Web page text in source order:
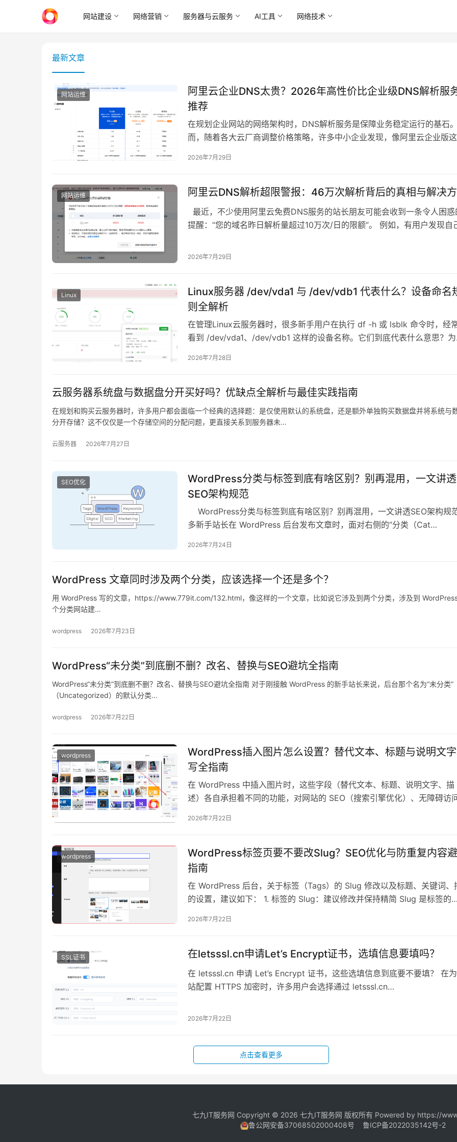
网站建设 网络营销 服务器与云服务 AI工具 网络技术
最新文章
网站运维
阿里云企业DNS太贵？2026年高性价比企业级DNS解析服
推荐
在规划企业网站的网络架构时，DNS解析服务是保障业务稳定运行的基石
而，随着各大云厂商调整价格策略，许多中小企业发现，像阿里云企业版这
2026年7月29日
网站运维 阿里云DNS解析超限警报：46万次解析背后的真相与解决
最近，不少使用阿里云免费DNS服务的站长朋友可能会收到一条令人困惑
提醒：“您的域名昨日解析量超过10万次/日的限额”。 例如，有用户发现自
2026年7月29日
Linux
Linux服务器 /dev/vda1 与 /dev/vdb1 代表什么？设备命名
则全解析
在管理Linux云服务器时，很多新手用户在执行 df -h 或 lsblk 命令时，经
看到 /dev/vda1、/dev/vdb1 这样的设备名称。它们到底代表什么意思？为
2026年7月28日
云服务器系统盘与数据盘分开买好吗？优缺点全解析与最佳实践指南
在规划和购买云服务器时，许多用户都会面临一个经典的选择题：是仅使用默认的系统盘，还是额外单独购买数据盘并将系统与
分开存储？这不仅仅是一个存储空间的分配问题，更直接关系到服务器未…
云服务器 2026年7月27日
SEO优化
WordPress分类与标签到底有啥区别？别再混用，一文讲透
SEO架构规范
WordPress分类与标签到底有啥区别？别再混用，一文讲透SEO架构规
多新手站长在 WordPress 后台发布文章时，面对右侧的“分类（Cat…
2026年7月24日
WordPress 文章同时涉及两个分类，应该选择一个还是多个？
用 WordPress 写的文章，https://www.779it.com/132.html，像这样的一个文章，比如说它涉及到两个分类，涉及到
个分类网站建…
wordpress 2026年7月23日
WordPress“未分类”到底删不删？改名、替换与SEO避坑全指南
WordPress“未分类”到底删不删？改名、替换与SEO避坑全指南 对于刚接触 WordPress 的新手站长来说，后台那个名为“未分类”
（Uncategorized）的默认分类…
wordpress 2026年7月22日
wordpress
WordPress插入图片怎么设置？替代文本、标题与说明文
写全指南
在 WordPress 中插入图片时，这些字段（替代文本、标题、说明文字、描
述）各自承担着不同的功能，对网站的 SEO（搜索引擎优化）、无障碍访
2026年7月22日
wordpress
WordPress标签页要不要改Slug？SEO优化与防重复内容
指南
在 WordPress 后台，关于标签（Tags）的 Slug 修改以及标题、关键词、
的设置，建议如下： 1. 标签的 Slug：建议修改并保持精简 Slug 是标签的
2026年7月22日
SSL证书 在letsssl.cn申请Let’s Encrypt证书，选填信息要填吗？
在 letsssl.cn 申请 Let’s Encrypt 证书，这些选填信息到底要不要填？ 在
站配置 HTTPS 加密时，许多用户会选择通过 letsssl.cn…
2026年7月22日
点击查看更多
七九IT服务网 Copyright © 2026 七九IT服务网 版权所有 Powered by https://
鲁公网安备37068502000408号
鲁ICP备2022035142号-2